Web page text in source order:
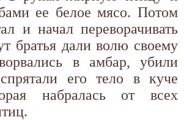
ее белое мясо. Потом
и начал переворачивать
братья дали волю своему
в амбар, убили
его тело в куче
набралась от всех